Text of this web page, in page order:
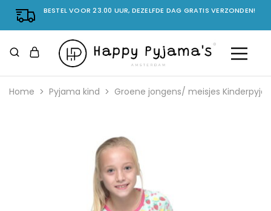
BESTEL VOOR 23.00 UUR, DEZELFDE DAG GRATIS VERZONDEN!
Home Pyjama kind Groene jongens/ meisjes